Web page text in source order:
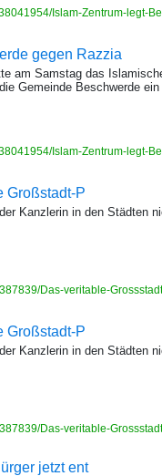
Islam-Zentrum-legt-
gegen Razzia
am Samstag das
Gemeinde Beschwerde ein
Islam-Zentrum-legt-
Großstadt-P
Kanzlerin in den Städten
Das-veritable-
Großstadt-P
Kanzlerin in den Städten
Das-veritable-
jetzt ent